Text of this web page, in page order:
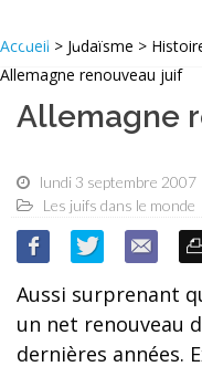
Accueil > Judaïsme >
Allemagne renouveau juif
Allemagne
lundi 3 septembre 2007
Les juifs dans le monde
Aussi surprenant
un net renouveau
dernières années.